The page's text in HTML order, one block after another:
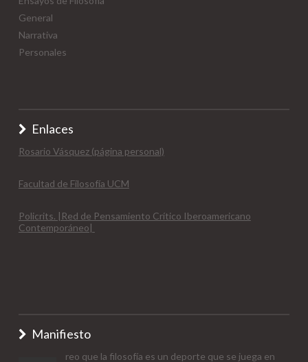
General
Narrativa
Personales
Enlaces
Rosario Vásquez (página personal)
Facultad de Filosofía UCM
Policrits. |Red de Pensamiento Crítico Iberoamericano
Contemporáneo|
Manifiesto
reo que la filosofía es un deporte que se juega en